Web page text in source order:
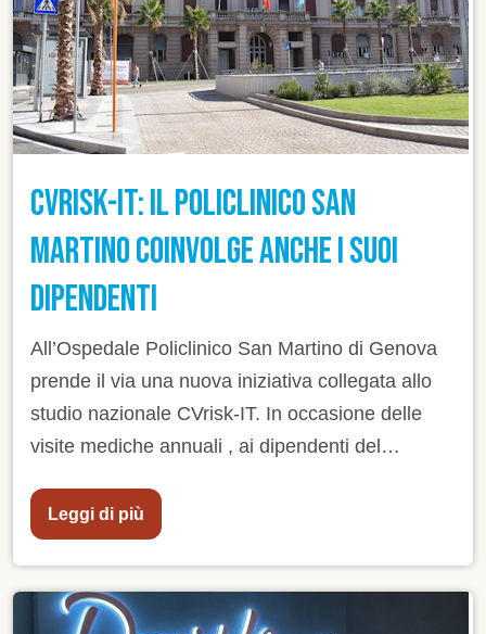
CVRISK-IT: IL POLICLINICO SAN
MARTINO COINVOLGE ANCHE I SUOI
DIPENDENTI
All’Ospedale Policlinico San Martino di Genova
prende il via una nuova iniziativa collegata allo
studio nazionale CVrisk-IT. In occasione delle
visite mediche annuali , ai dipendenti del
la possibilità di aderire volontariamente al
percorso.
Leggi di più